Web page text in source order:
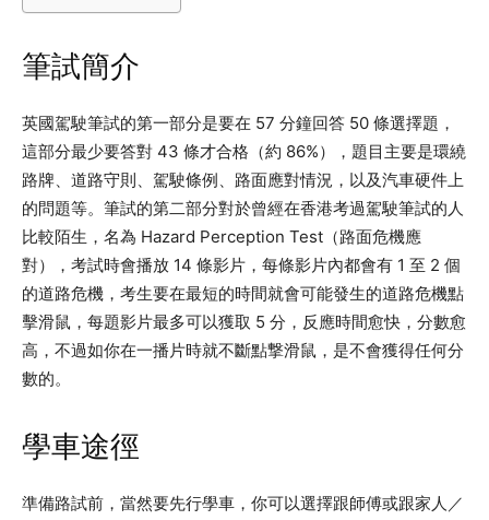
筆試簡介
英國駕駛筆試的第一部分是要在 57 分鐘回答 50 條選擇題，
這部分最少要答對 43 條才合格（約 86%），題目主要是環繞
路牌、道路守則、駕駛條例、路面應對情況，以及汽車硬件上
的問題等。筆試的第二部分對於曾經在香港考過駕駛筆試的人
比較陌生，名為 Hazard Perception Test（路面危機應
對），考試時會播放 14 條影片，每條影片內都會有 1 至 2 個
的道路危機，考生要在最短的時間就會可能發生的道路危機點
擊滑鼠，每題影片最多可以獲取 5 分，反應時間愈快，分數愈
高，不過如你在一播片時就不斷點撃滑鼠，是不會獲得任何分
數的。
學車途徑
準備路試前，當然要先行學車，你可以選擇跟師傅或跟家人／